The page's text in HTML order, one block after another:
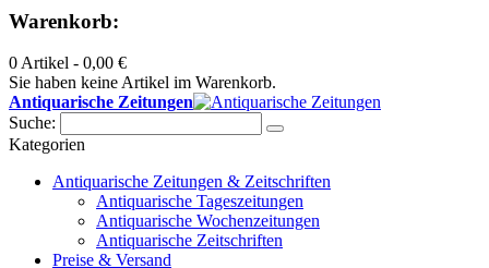
Warenkorb:
0 Artikel - 0,00 €
Sie haben keine Artikel im Warenkorb.
Antiquarische Zeitungen
Suche:
Kategorien
Antiquarische Zeitungen & Zeitschriften
Antiquarische Tageszeitungen
Antiquarische Wochenzeitungen
Antiquarische Zeitschriften
Preise & Versand